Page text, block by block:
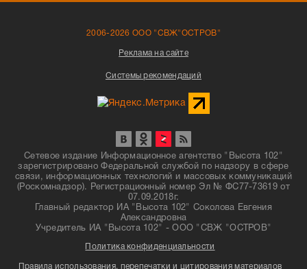
2006-2026 ООО "СВЖ"ОСТРОВ"
Реклама на сайте
Системы рекомендаций
Сетевое издание Информационное агентство "Высота 102"
зарегистрировано Федеральной службой по надзору в сфере
связи, информационных технологий и массовых коммуникаций
(Роскомнадзор). Регистрационный номер Эл № ФС77-73619 от
07.09.2018г.
Главный редактор ИА "Высота 102" Соколова Евгения
Александровна
Учредитель ИА "Высота 102" - ООО "СВЖ "ОСТРОВ"
Политика конфиденциальности
Правила использования, перепечатки и цитирования материалов